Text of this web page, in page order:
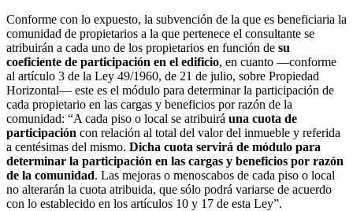
Conforme con lo expuesto, la subvención de la que es beneficiaria la
comunidad de propietarios a la que pertenece el consultante se
atribuirán a cada uno de los propietarios en función de su
coeficiente de participación en el edificio, en cuanto —conforme
al artículo 3 de la Ley 49/1960, de 21 de julio, sobre Propiedad
Horizontal— este es el módulo para determinar la participación de
cada propietario en las cargas y beneficios por razón de la
comunidad: “A cada piso o local se atribuirá una cuota de
participación con relación al total del valor del inmueble y referida
a centésimas del mismo. Dicha cuota servirá de módulo para
determinar la participación en las cargas y beneficios por razón
de la comunidad. Las mejoras o menoscabos de cada piso o local
no alterarán la cuota atribuida, que sólo podrá variarse de acuerdo
con lo establecido en los artículos 10 y 17 de esta Ley”.